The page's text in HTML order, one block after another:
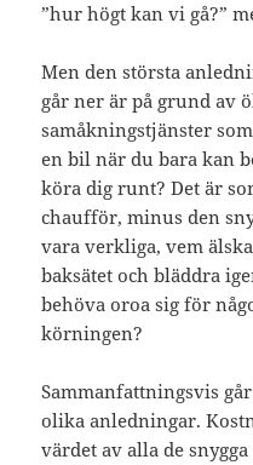
”hur högt kan vi gå?”
Men den största
går ner är på grund av
samåkningstjänster
en bil när du bara kan
köra dig runt? Det är
chaufför, minus den
vara verkliga, vem
baksätet och bläddra
behöva oroa sig för
körningen?
Sammanfattningsvis
olika anledningar.
värdet av alla de